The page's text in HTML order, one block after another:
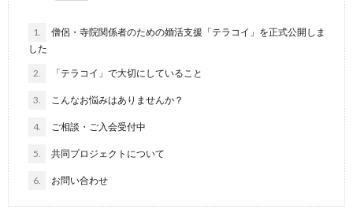
1.
僧侶・寺院関係者のための婚活支援「テラコイ」を正式公開しま
した
2. 「テラコイ」で大切にしていること
3. こんなお悩みはありませんか？
4. ご相談・ご入会受付中
5. 共同プロジェクトについて
6. お問い合わせ